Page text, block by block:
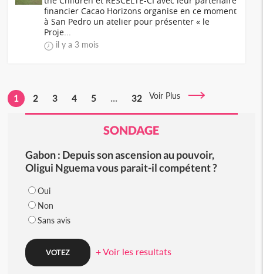
financier Cacao Horizons organise en ce moment
à San Pedro un atelier pour présenter « le
Proje...
il y a 3 mois
1 2 3 4 5 ... 32 Voir Plus
SONDAGE
Gabon : Depuis son ascension au pouvoir,
Oligui Nguema vous parait-il compétent ?
Oui
Non
Sans avis
+ Voir les resultats